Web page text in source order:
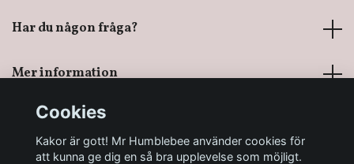
Har du någon fråga?
Mer information
Sociala medier
Cookies
Kakor är gott! Mr Humblebee använder cookies för
att kunna ge dig en så bra upplevelse som möjligt.